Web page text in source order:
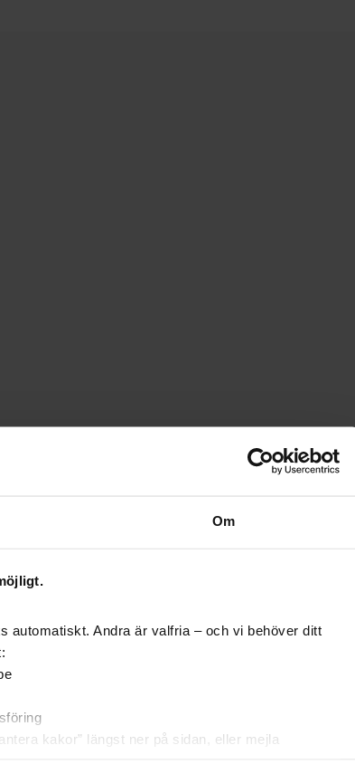
Om
automatiskt. Andra är valfria – och vi behöver ditt
kakor” längst ner på sidan, eller mejla